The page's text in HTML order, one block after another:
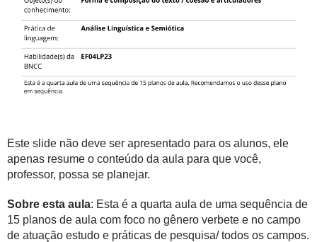
Este slide não deve ser apresentado para os alunos, ele
apenas resume o conteúdo da aula para que você,
professor, possa se planejar.
Sobre esta aula: Esta é a quarta aula de uma sequência de
15 planos de aula com foco no gênero verbete e no campo
de atuação estudo e práticas de pesquisa/ todos os campos.